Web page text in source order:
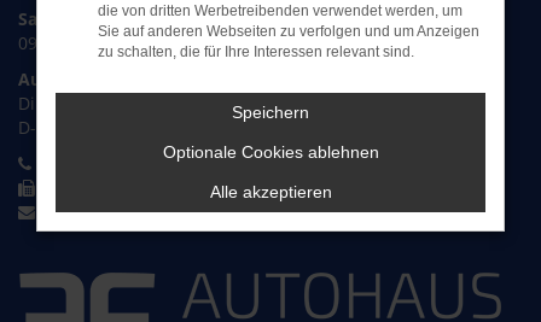
Samstag
09:00 bis 12:00 Uhr
Autohaus Erben & Erben
Dillfeld 31
D-35576 Wetzlar
+49 6441 87088 0
info@autohaus-erben.de
die von dritten Werbetreibenden verwendet werden, um
Sie auf anderen Webseiten zu verfolgen und um Anzeigen
zu schalten, die für Ihre Interessen relevant sind.
Speichern
Optionale Cookies ablehnen
Alle akzeptieren